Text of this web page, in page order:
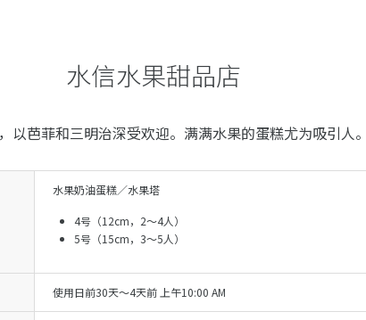
水信水果甜品店
以芭菲和三明治深受欢迎。满满水果的蛋糕尤为吸引人
水果奶油蛋糕／水果塔
4号（12cm，2～4人）
5号（15cm，3～5人）
使用日前30天～4天前 上午10:00 AM